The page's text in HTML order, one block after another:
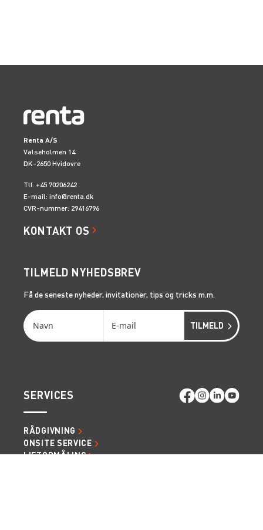
Renta A/S
Valseholmen 14
DK-2650 Hvidovre
Tlf. +45 70206242
E-mail: info@renta.dk
CVR-nummer: 29416796
KONTAKT OS
TILMELD NYHEDSBREV
Få de seneste nyheder, invitationer, tips og tricks m.m.
SERVICES
RÅDGIVNING
ONSITE SERVICE
LIFTOPMÅLING